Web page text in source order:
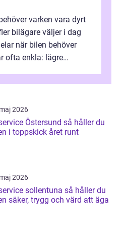
varken vara dyrt
bilägare väljer i dag
när bilen behöver
ofta enkla: lägre
2026
Östersund så håller du
i toppskick året runt
2026
sollentuna så håller du
säker, trygg och värd att äga